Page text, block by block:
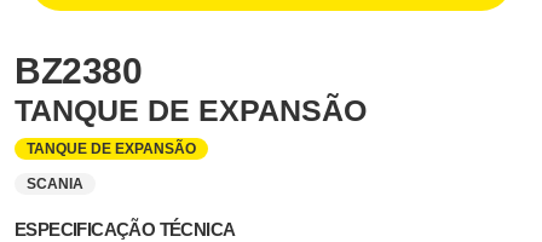
BZ2380
TANQUE DE EXPANSÃO
TANQUE DE EXPANSÃO
SCANIA
ESPECIFICAÇÃO TÉCNICA